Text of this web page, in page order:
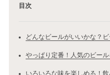
目次
どんなビールがいいかな？
やっぱり定番！人気のビール
いろいろな味を楽しめる！